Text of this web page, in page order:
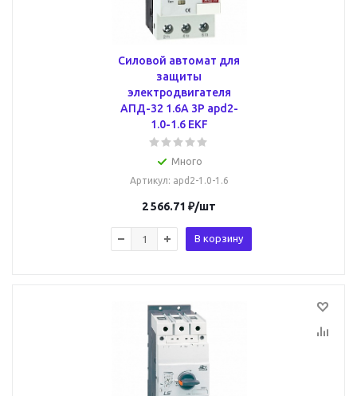
Силовой автомат для
защиты
электродвигателя
АПД-32 1.6А 3P apd2-
1.0-1.6 EKF
Много
Артикул: apd2-1.0-1.6
2 566.71 ₽/шт
В корзину